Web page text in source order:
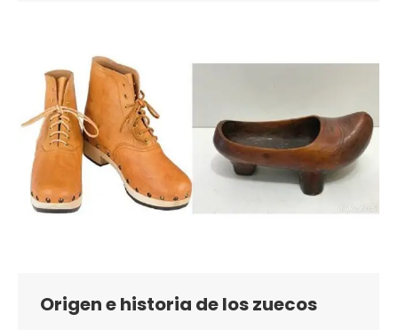
Origen e historia de los zuecos